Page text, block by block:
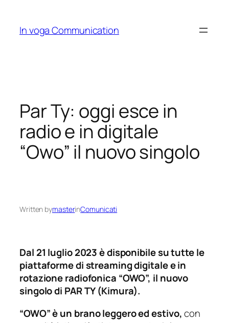
content
In voga Communication
Par Ty: oggi esce in
radio e in digitale
“Owo” il nuovo singolo
Written bymasterinComunicati
Dal 21 luglio 2023 è disponibile su tutte le
piattaforme di streaming digitale e in
rotazione radiofonica “OWO”, il nuovo
singolo di PAR TY (Kimura).
“OWO” è un brano leggero ed estivo,con